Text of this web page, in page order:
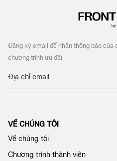
Đăng ký email để nhận thông báo của
chương trình ưu đãi
Đ
ý
n
ậ
VỀ CHÚNG TÔI
Về chúng tôi
Chương trình thành viên